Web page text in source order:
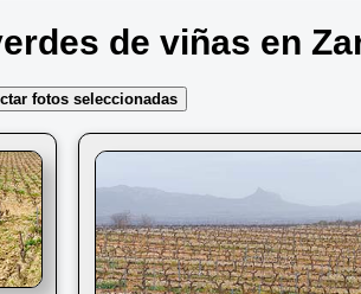
de viñas en
fotos seleccionadas